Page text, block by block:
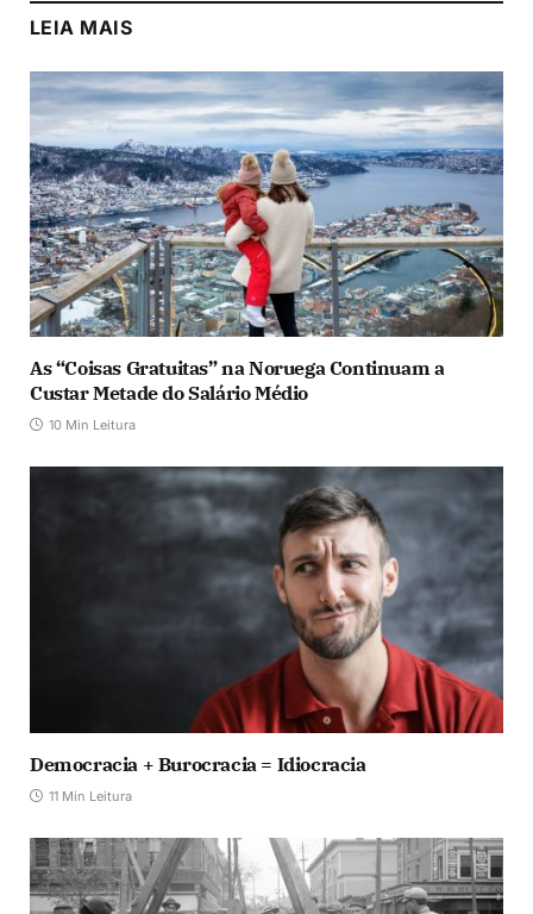
LEIA MAIS
As “Coisas Gratuitas” na Noruega Continuam a
Custar Metade do Salário Médio
10 Min Leitura
Democracia + Burocracia = Idiocracia
11 Min Leitura